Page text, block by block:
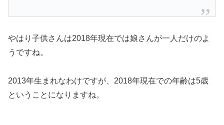
やはり子供さんは2018年現在では娘さんが一人 だけのよ
うですね。
2013年生まれなわけですが、2018年現在での年齢は5歳
ということになりますね。